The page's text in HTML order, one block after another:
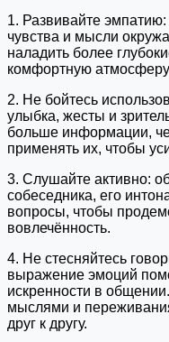
1. Развивайте
чувства и мысли
наладить более
комфортную
2. Не бойтесь
улыбка, жесты и
больше информации,
применять их, чтобы
3. Слушайте активно:
собеседника, его
вопросы, чтобы
вовлечённость.
4. Не стесняйтесь
выражение эмоций
искренности в
мыслями и
друг к другу.